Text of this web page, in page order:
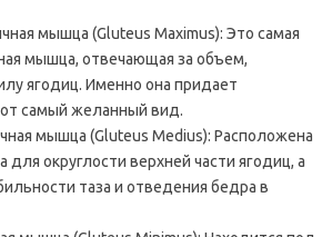
мышца (Gluteus Maximus): Это самая
мышца, отвечающая за объем,
ягодиц. Именно она придает
самый желанный вид.
мышца (Gluteus Medius): Расположена
для округлости верхней части ягодиц, а
таза и отведения бедра в